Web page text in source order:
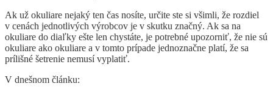
Ak už okuliare nejaký ten čas nosíte, určite ste si všimli, že rozdiel
v cenách jednotlivých výrobcov je v skutku značný. Ak sa na
okuliare do diaľky ešte len chystáte, je potrebné upozorniť, že nie sú
okuliare ako okuliare a v tomto prípade jednoznačne platí, že sa
prílišné šetrenie nemusí vyplatiť.
V dnešnom článku: